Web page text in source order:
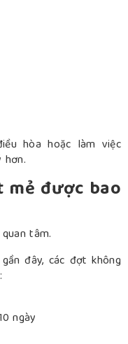
hòa hoặc làm việc
được bao
tâm.
đây, các đợt không
ngày